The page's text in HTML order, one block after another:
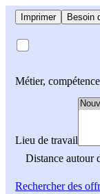
Imprimer Besoin
Métier,
Lieu de travail
Distance autour
Rechercherdes